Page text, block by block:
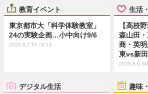
教育イベント
東京都市大「科学体験教室」
24の実験企画…小中向け9/6
2026.8.7 Fri 18:15
生活
【高校
森山田
商・英
東vs新
2026.8.9
デジタル生活 趣味